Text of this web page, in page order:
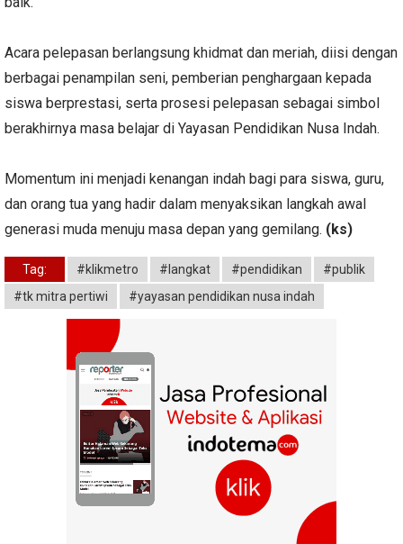
Acara pelepasan berlangsung khidmat dan meriah, diisi dengan
berbagai penampilan seni, pemberian penghargaan kepada
siswa berprestasi, serta prosesi pelepasan sebagai simbol
berakhirnya masa belajar di Yayasan Pendidikan Nusa Indah.
Momentum ini menjadi kenangan indah bagi para siswa, guru,
dan orang tua yang hadir dalam menyaksikan langkah awal
generasi muda menuju masa depan yang gemilang. (ks)
Tag: #klikmetro #langkat #pendidikan
#publik
#tk mitra pertiwi
#yayasan pendidikan nusa indah